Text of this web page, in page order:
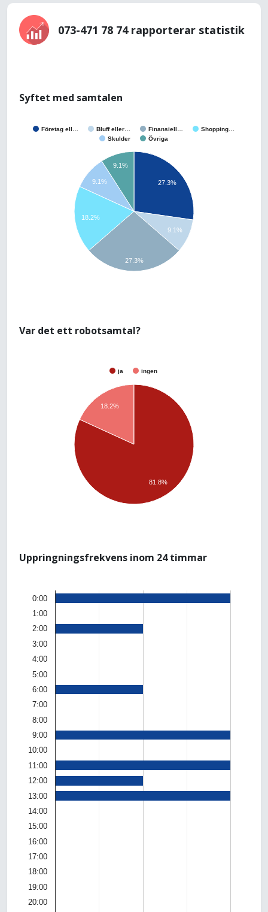
073-471 78 74 rapporterar statistik
Syftet med samtalen
Företag ell… Bluff eller… Finansiell…
Shopping…
Skulder
Övriga
27.3%
9.1%
9.1%
9.1%
18.2%
27.3%
Var det ett robotsamtal?
ja ingen
18.2%
81.8%
Uppringningsfrekvens inom 24 timmar
0:00
1:00
2:00
3:00
4:00
5:00
6:00
7:00
8:00
9:00
10:00
11:00
12:00
13:00
14:00
15:00
16:00
17:00
18:00
19:00
20:00